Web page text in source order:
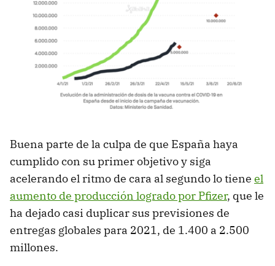
Buena parte de la culpa de que España haya
cumplido con su primer objetivo y siga
acelerando el ritmo de cara al segundo lo tiene el
aumento de producción logrado por Pfizer, que le
ha dejado casi duplicar sus previsiones de
entregas globales para 2021, de 1.400 a 2.500
millones.